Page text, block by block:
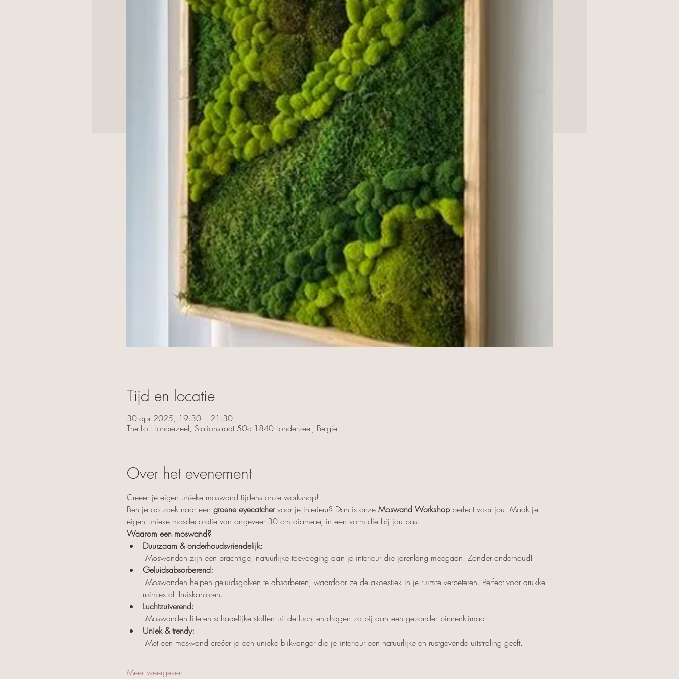
Tijd en locatie
30 apr 2025, 19:30 – 21:30
The Loft Londerzeel, Stationstraat 50c 1840 Londerzeel, België
Over het evenement
Creëer je eigen unieke moswand tijdens onze workshop!
Ben je op zoek naar een groene eyecatcher voor je interieur? Dan is onze Moswand Workshop perfect voor jou! Maak je
eigen unieke mosdecoratie van ongeveer 30 cm diameter, in een vorm die bij jou past.
Waarom een moswand?
Duurzaam & onderhoudsvriendelijk:
Moswanden zijn een prachtige, natuurlijke toevoeging aan je interieur die jarenlang meegaan. Zonder onderhoud!
Geluidsabsorberend:
ruimtes of thuiskantoren.
Luchtzuiverend:
Moswanden filteren schadelijke stoffen uit de lucht en dragen zo bij aan een gezonder binnenklimaat.
Uniek & trendy:
Met een moswand creëer je een unieke blikvanger die je interieur een natuurlijke en rustgevende uitstraling geeft.
Meer weergeven